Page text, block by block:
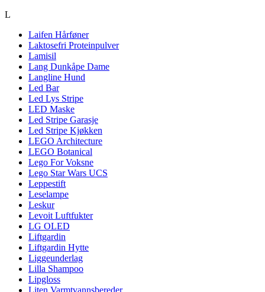
L
Laifen Hårføner
Laktosefri Proteinpulver
Lamisil
Lang Dunkåpe Dame
Langline Hund
Led Bar
Led Lys Stripe
LED Maske
Led Stripe Garasje
Led Stripe Kjøkken
LEGO Architecture
LEGO Botanical
Lego For Voksne
Lego Star Wars UCS
Leppestift
Leselampe
Leskur
Levoit Luftfukter
LG OLED
Liftgardin
Liftgardin Hytte
Liggeunderlag
Lilla Shampoo
Lipgloss
Liten Varmtvannsbereder